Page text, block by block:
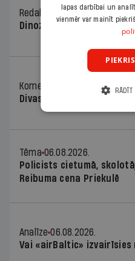
Redaktores sleja 06.08.2026.
Dinozaura triks
Komentārs
06.08.2026.
Divas koalīcijas
Tēma 06.08.2026.
Policists cietumā,
Reibuma cena Priekulē
Analīze 06.08.2026.
Vai «airBaltic» izvairīsies
lapas darbībai un
vienmēr var mainīt
RĀDĪT